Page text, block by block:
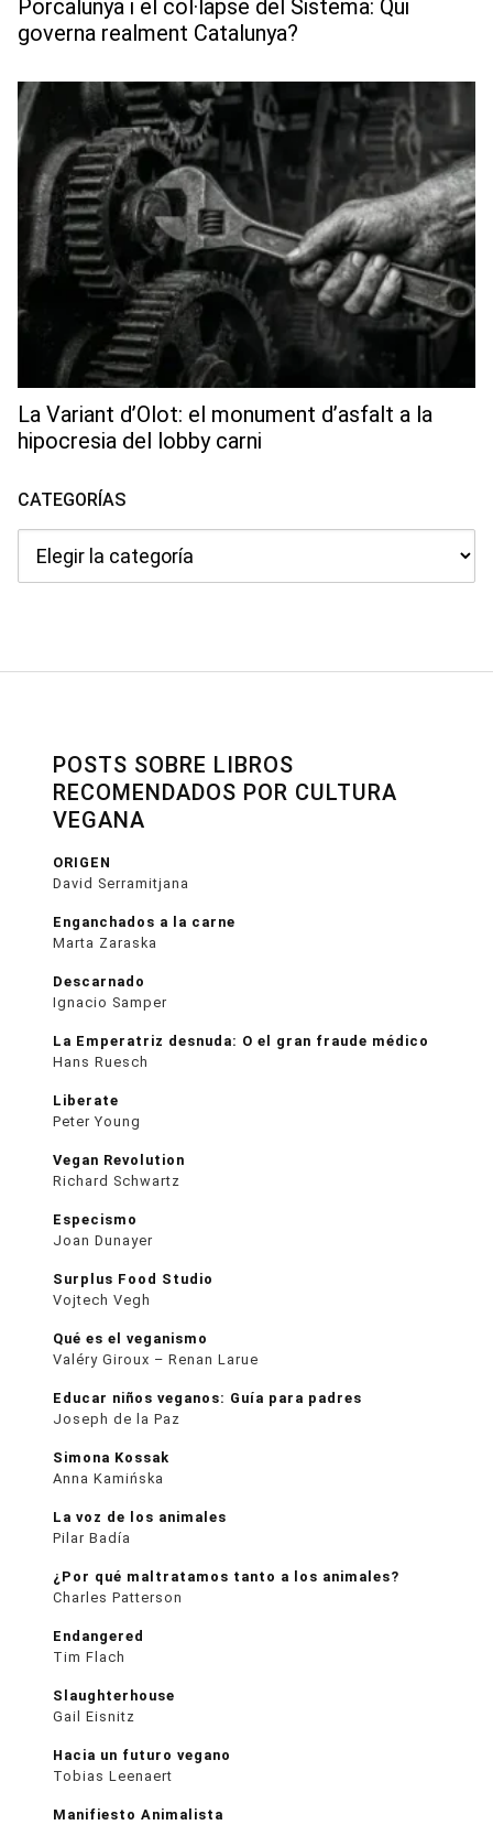
Porcalunya i el col·lapse del Sistema: Qui
governa realment Catalunya?
La Variant d’Olot: el monument d’asfalt a la
hipocresia del lobby carni
CATEGORÍAS
POSTS SOBRE LIBROS
RECOMENDADOS POR CULTURA
VEGANA
ORIGEN
David Serramitjana
Enganchados a la carne
Marta Zaraska
Descarnado
Ignacio Samper
La Emperatriz desnuda: O el gran fraude médico
Hans Ruesch
Liberate
Peter Young
Vegan Revolution
Richard Schwartz
Especismo
Joan Dunayer
Surplus Food Studio
Vojtech Vegh
Qué es el veganismo
Valéry Giroux – Renan Larue
Educar niños veganos: Guía para padres
Joseph de la Paz
Simona Kossak
Anna Kamińska
La voz de los animales
Pilar Badía
¿Por qué maltratamos tanto a los animales?
Charles Patterson
Endangered
Tim Flach
Slaughterhouse
Gail Eisnitz
Hacia un futuro vegano
Tobias Leenaert
Manifiesto Animalista